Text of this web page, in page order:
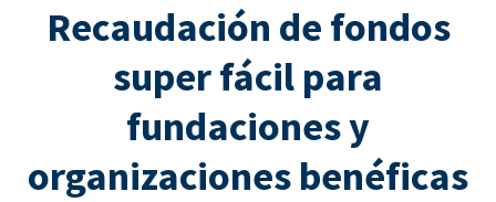
Recaudación de fondos
super fácil para
fundaciones y
organizaciones benéficas